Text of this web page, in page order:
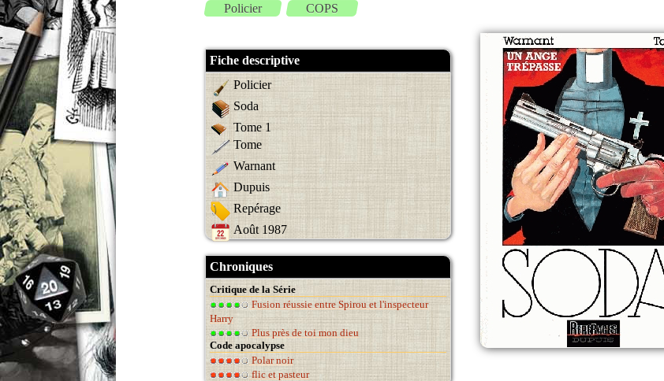
Policier COPS
Fiche descriptive
Policier
Soda
Tome 1
Tome
Warnant
Dupuis
Repérage
Août 1987
Chroniques
Critique de la Série
Fusion réussie entre Spirou et l'inspecteur
Harry
Plus près de toi mon dieu
Code apocalypse
Polar noir
flic et pasteur